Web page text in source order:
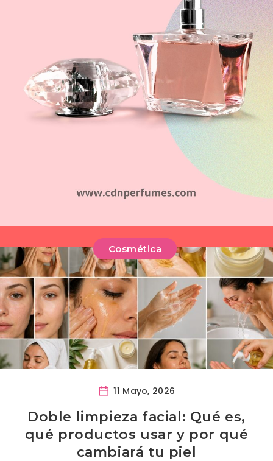
Cosmética
11 Mayo, 2026
Doble limpieza facial: Qué es,
qué productos usar y por qué
cambiará tu piel